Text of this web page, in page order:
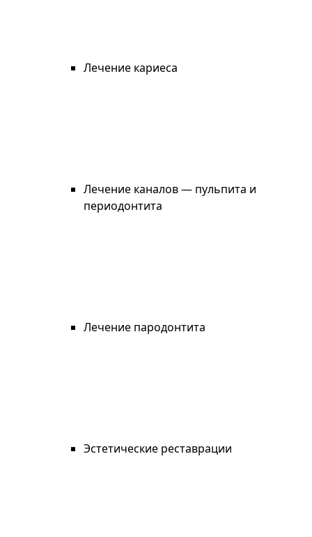
Лечение кариеса
Лечение каналов — пульпита и
периодонтита
Лечение пародонтита
Эстетические реставрации